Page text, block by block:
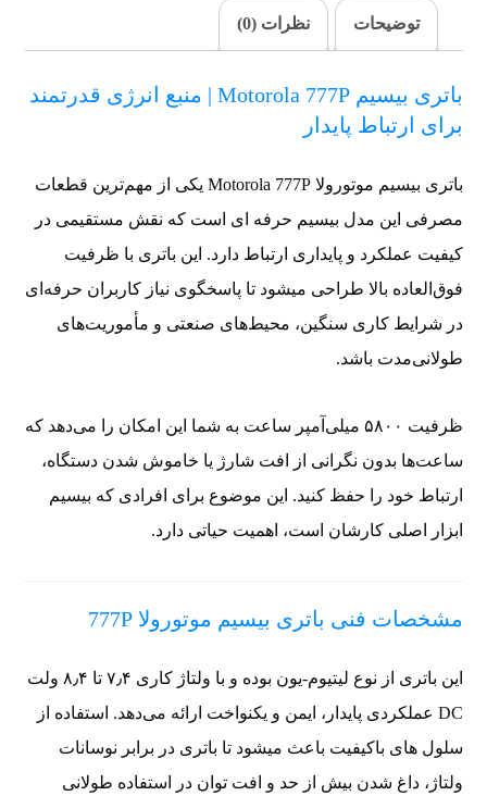
توضیحات نظرات (0)
باتری بیسیم Motorola 777P | منبع انرژی قدرتمند
برای ارتباط پایدار
باتری بیسیم موتورولا Motorola 777P یکی از مهم‌ترین قطعات
مصرفی این مدل بیسیم حرفه‌ ای است که نقش مستقیمی در
کیفیت عملکرد و پایداری ارتباط دارد. این باتری با ظرفیت
فوق‌العاده بالا طراحی میشود تا پاسخگوی نیاز کاربران حرفه‌ای
در شرایط کاری سنگین، محیط‌های صنعتی و مأموریت‌های
طولانی‌مدت باشد.
ظرفیت ۵۸۰۰ میلی‌آمپر ساعت به شما این امکان را می‌دهد که
ساعت‌ها بدون نگرانی از افت شارژ یا خاموش شدن دستگاه،
ارتباط خود را حفظ کنید. این موضوع برای افرادی که بیسیم
ابزار اصلی کارشان است، اهمیت حیاتی دارد.
مشخصات فنی باتری بیسیم موتورولا 777P
این باتری از نوع لیتیوم-یون بوده و با ولتاژ کاری ۷٫۴ تا ۸٫۴ ولت
DC عملکردی پایدار، ایمن و یکنواخت ارائه می‌دهد. استفاده از
سلول‌ های باکیفیت باعث میشود تا باتری در برابر نوسانات
ولتاژ، داغ شدن بیش‌ از حد و افت توان در استفاده طولانی